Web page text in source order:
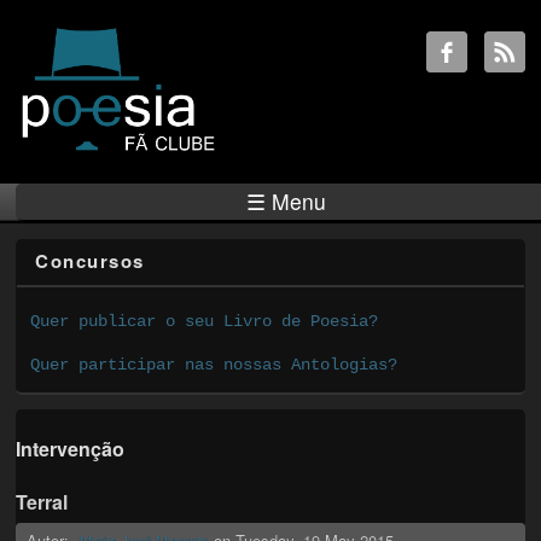
☰ Menu
Concursos
Quer publicar o seu Livro de Poesia?
Quer participar nas nossas Antologias?
Intervenção
Terral